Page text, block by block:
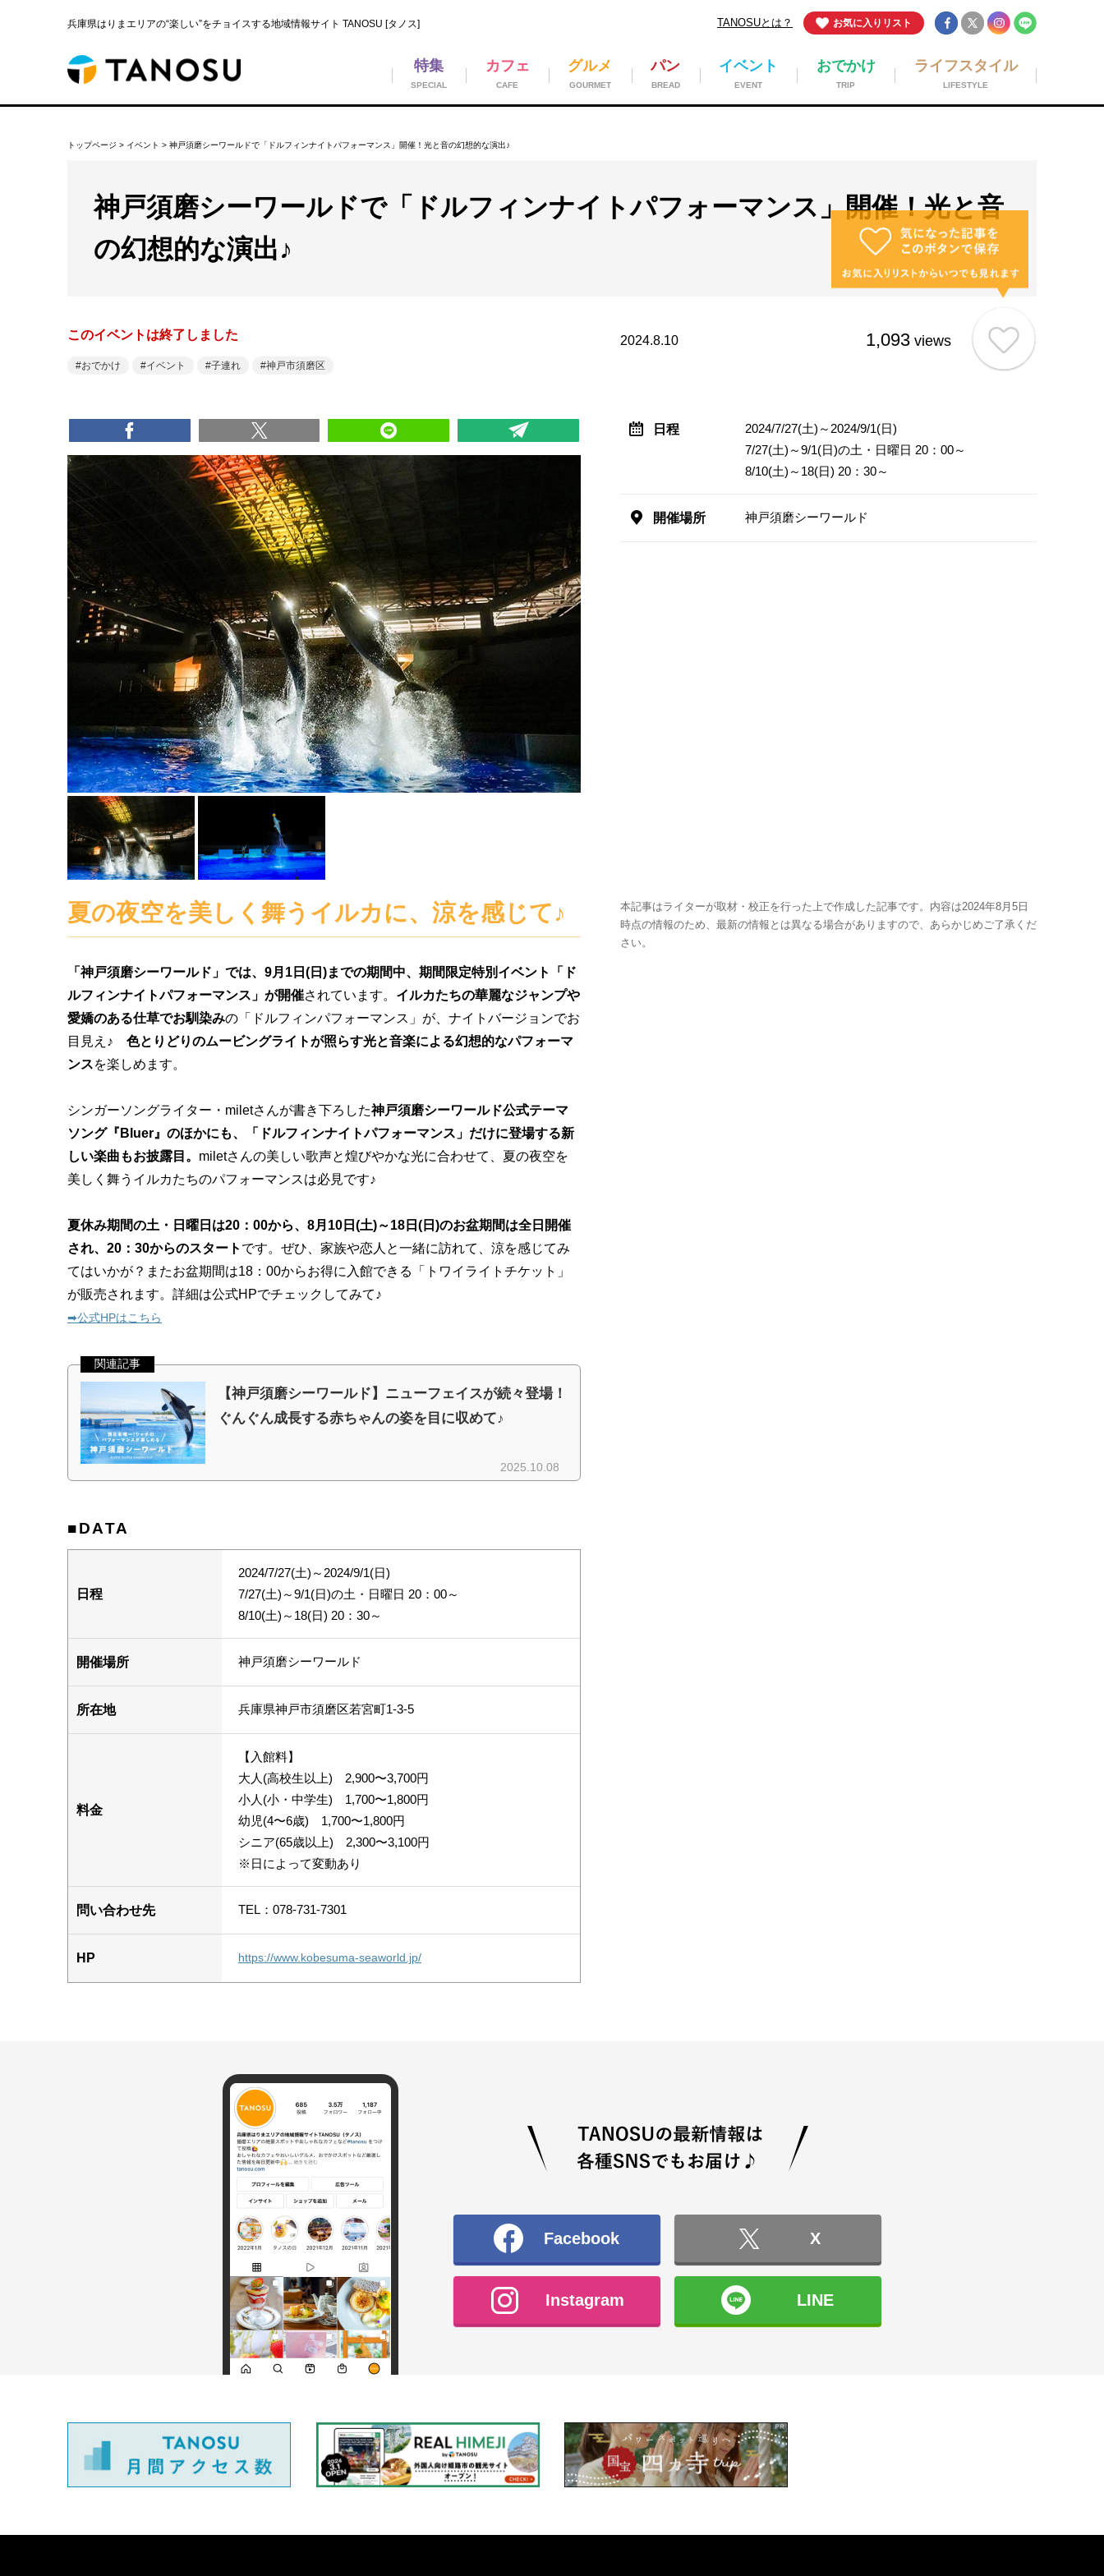
兵庫県はりまエリアの“楽しい”をチョイスする地域情報サイト TANOSU [タノス] お気に入りリスト
TANOSUとは？
ライフスタイル
LIFESTYLE
おでかけ
TRIP
イベント
EVENT
パン
BREAD
グルメ
GOURMET
カフェ
CAFE
特集
SPECIAL
トップページ > イベント > 神戸須磨シーワールドで「ドルフィンナイトパフォーマンス」開催！光と音の幻想的な演出♪
神戸須磨シーワールドで「ドルフィンナイトパフォーマンス」開催！光と音
の幻想的な演出♪
このイベントは終了しました
おでかけ イベント 子連れ 神戸市須磨区
2024.8.10 1,093 views
夏の夜空を美しく舞うイルカに、涼を感じて♪
「神戸須磨シーワールド」では、9月1日(日)までの期間中、期間限定特別イベント
「ド
ルフィンナイトパフォーマンス」が開催されています。 イルカたちの華麗なジャンプや
愛嬌のある仕草でお馴染みの「ドルフィンパフォーマンス」が、ナイトバージョンでお
目見え♪ 色とりどりのムービングライトが照らす光と音楽による幻想的なパフォーマ
ンスを楽しめます。
シンガーソングライター・miletさんが書き下ろした神戸須磨シーワールド公式テーマ
ソング『Bluer』のほかにも、「ドルフィンナイトパフォーマンス」だけに登場する新
しい楽曲もお披露目。 miletさんの美しい歌声と煌びやかな光に合わせて、夏の夜空を
美しく舞うイルカたちのパフォーマンスは必見です♪
夏休み期間の土・日曜日は20：00から、8月10日(土)～18日(日)のお盆期間は全日開催
され、20：30からのスタート です。ぜひ、家族や恋人と一緒に訪れて、涼を感じてみ
てはいかが？またお盆期間は18：00からお得に入館できる「トワイライトチケット」
が販売されます。詳細は公式HPでチェックしてみて♪
➡︎公式HPはこちら
■DATA
日程
2024/7/27(土)～2024/9/1(日)
7/27(土)～9/1(日)の土・日曜日 20：00～
8/10(土)～18(日) 20：30～
開催場所 神戸須磨シーワールド
所在地 兵庫県神戸市須磨区若宮町1-3-5
料金
【入館料】
大人(高校生以上) 2,900〜3,700円
小人(小・中学生) 1,700〜1,800円
幼児(4〜6歳) 1,700〜1,800円
シニア(65歳以上) 2,300〜3,100円
※日によって変動あり
問い合わせ先 TEL：078-731-7301
HP https://www.kobesuma-seaworld.jp/
日程
2024/7/27(土)～2024/9/1(日)
7/27(土)～9/1(日)の土・日曜日 20：00～
8/10(土)～18(日) 20：30～
開催場所 神戸須磨シーワールド
本記事はライターが取材・校正を行った上で作成した記事です。内容は2024年8月5日
時点の情報のため、最新の情報とは異なる場合がありますので、あらかじめご了承くだ
さい。
Facebook X
Instagram LINE